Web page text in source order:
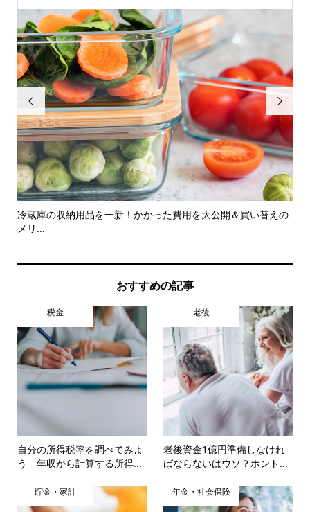

冷蔵庫の収納用品を一新！かかった費用を大公開＆買い替えの
メリ...

おすすめの記事
税金
自分の所得税率を調べてみよ
う 年収から計算する所得...
老後
老後資金1億円準備しなけれ
ばならないはウソ？ホント...
貯金・家計 年金・社会保険